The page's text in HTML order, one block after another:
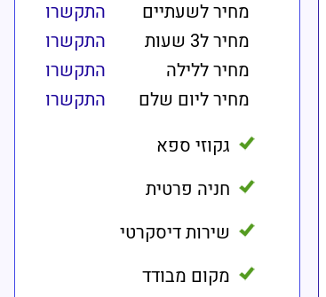
מחיר לשעתיים
התקשרו
מחיר ל3 שעות
התקשרו
מחיר ללילה
התקשרו
מחיר ליום שלם
התקשרו
גקוזי ספא
חניה פרטית
שירות דיסקרטי
מקום מבודד